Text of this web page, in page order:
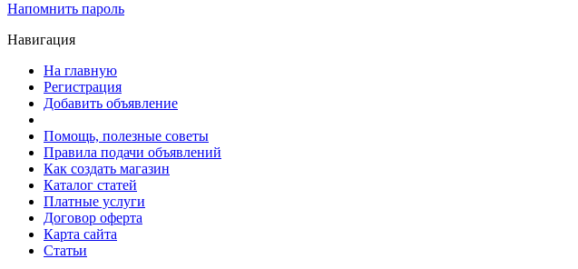
Напомнить пароль
Навигация
На главную
Регистрация
Добавить объявление
Помощь, полезные советы
Правила подачи объявлений
Как создать магазин
Каталог статей
Платные услуги
Договор оферта
Карта сайта
Статьи